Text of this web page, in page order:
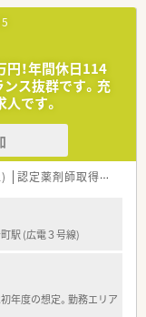
メインに、1日平均で
ることができ、集中
的として、即戦力と
しながら円滑にコミュ
剤師として長く安定
開する大手チェーン
掛けており、医師との
「健康サポート薬局」
円！年間休日114
ス抜群です。充
です。
認定薬剤師取得支援あり
駅 (広電３号線)
年度の想定。勤務エリア